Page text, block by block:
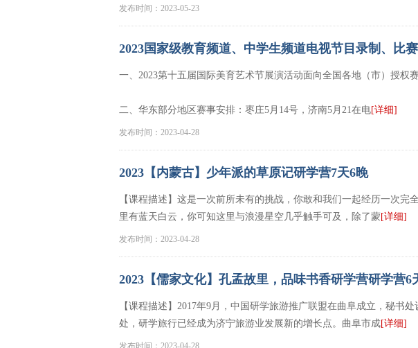
发布时间：2023-05-23
2023国家级教育频道、中学生频道电视节目录制、比
一、2023第十五届国际美育艺术节展演活动面向全国各地（市）授权
二、华东部分地区赛事安排：枣庄5月14号，济南5月21在电[详细]
发布时间：2023-04-28
2023【内蒙古】少年派的草原记研学营7天6晚
【课程描述】这是一次前所未有的挑战，你敢和我们一起经历一次完
里有蓝天白云，你可知这里与浪漫星空几乎触手可及，除了蒙 [详细]
发布时间：2023-04-28
2023【儒家文化】孔孟故里，品味书香研学营研学营6
【课程描述】2017年9月，中国研学旅游推广联盟在曲阜成立，秘书
处，研学旅行已经成为济宁旅游业发展新的增长点。曲阜市成[详细]
发布时间：2023-04-28